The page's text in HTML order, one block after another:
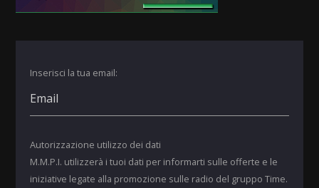
Inserisci la tua email:
Autorizzazione utilizzo dei dati
M.M.P.I. utilizzerà i tuoi dati per informarti sulle offerte e le
iniziative legate alla promozione sulle radio del gruppo Time.